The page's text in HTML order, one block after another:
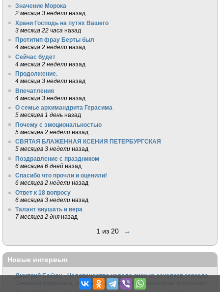
Значение Морока
2 месяца 3 недели назад
Храни Господь на путях Вашего
3 месяца 22 часа назад
Протитип фрау Берты был
4 месяца 2 недели назад
Сейчас будет
4 месяца 2 недели назад
Продолжение.
4 месяца 3 недели назад
Впечатления
4 месяца 3 недели назад
О семье архимандрита Герасима
5 месяцев 1 день назад
Почему с эмоциональностью
5 месяцев 2 недели назад
СВЯТАЯ БЛАЖЕННАЯ КСЕНИЯ ПЕТЕРБУРГСКАЯ
5 месяцев 3 недели назад
Поздравление с праздником
6 месяцев 6 дней назад
Спасибо что прочли и оценили!
6 месяцев 2 недели назад
Ответ к 18 вопросу
6 месяцев 3 недели назад
Талант внушать и вера
7 месяцев 2 дня назад
1 из 20 →
Новые интервью
Дмитрий Бабич: «Человечество надело очки из осколков зеркала
Снежной Королевы, позволяющие видеть только злое и мелкое»